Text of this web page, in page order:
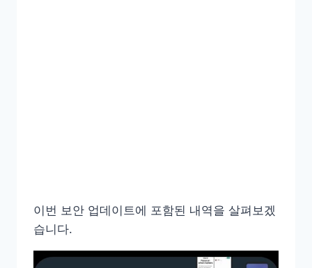
이번 보안 업데이트에 포함된 내역을 살펴보겠
습니다.